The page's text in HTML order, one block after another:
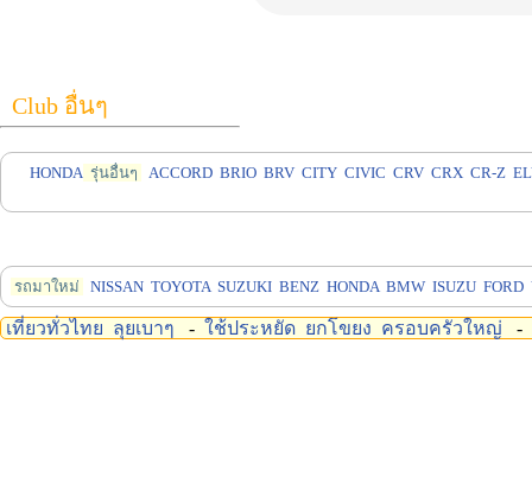
Club อื่นๆ
HONDA รุ่นอื่นๆ ACCORD BRIO BRV CITY CIVIC CRV CRX CR-Z
รถมาใหม่ NISSAN TOYOTA SUZUKI BENZ HONDA BMW ISUZU FORD
เที่ยวทั่วไทย ลุยเบาๆ - ใช้ประหยัด ยกโขยง ครอบครัวใหญ่ -